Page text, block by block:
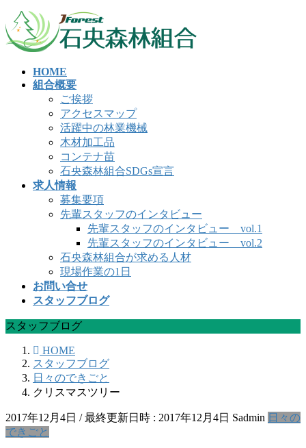
コ
ン
テ
ナ
ビ
ゲ
HOME
組合概要
ご挨拶
アクセスマップ
活躍中の林業機械
木材加工品
コンテナ苗
石央森林組合SDGs宣言
求人情報
募集要項
先輩スタッフのインタビュー
先輩スタッフのインタビュー vol.1
先輩スタッフのインタビュー vol.2
石央森林組合が求める人材
現場作業の1日
お問い合せ
スタッフブログ
スタッフブログ
HOME
スタッフブログ
日々のできごと
クリスマスツリー
2017年12月4日 / 最終更新日時 : 2017年12月4日 Sadmin 日々の
できごと